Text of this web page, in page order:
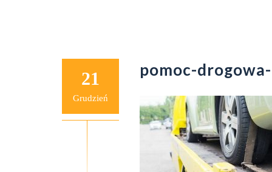
21
Grudzień
pomoc-